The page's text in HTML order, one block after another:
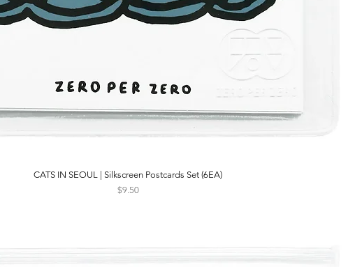
Quick View
CATS IN SEOUL | Silkscreen Postcards Set (6EA)
Price
$9.50